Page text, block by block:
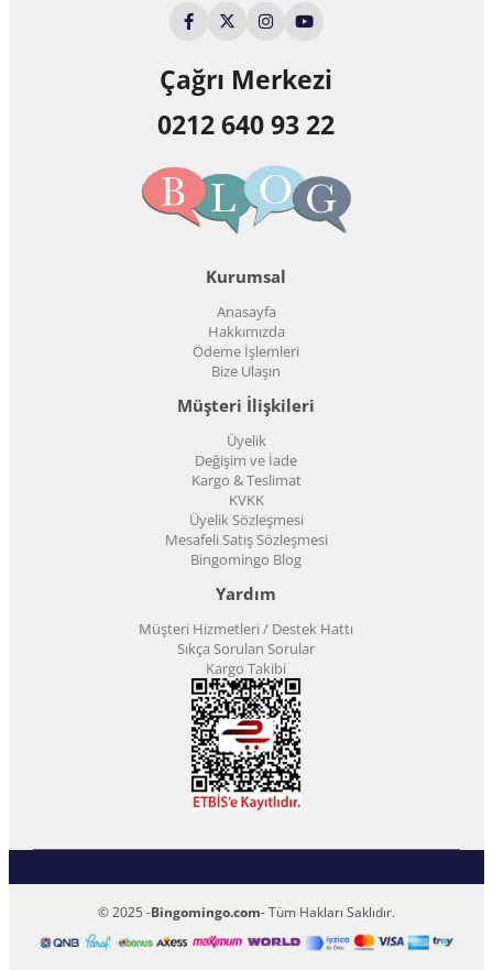
Çağrı Merkezi
0212 640 93 22
Kurumsal
Anasayfa
Hakkımızda
Ödeme İşlemleri
Bize Ulaşın
Müşteri İlişkileri
Üyelik
Değişim ve İade
Kargo & Teslimat
KVKK
Üyelik Sözleşmesi
Mesafeli Satış Sözleşmesi
Bingomingo Blog
Yardım
Müşteri Hizmetleri / Destek Hattı
Sıkça Sorulan Sorular
Kargo Takibi
© 2025 -Bingomingo.com- Tüm Hakları Saklıdır.